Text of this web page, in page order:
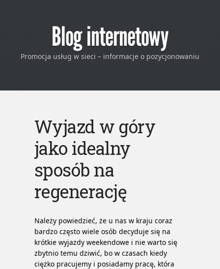
Blog internetowy
Promocja usług w sieci – informacje o pozycjonowaniu
Wyjazd w góry
jako idealny
sposób na
regenerację
Należy powiedzieć, że u nas w kraju coraz
bardzo często wiele osób decyduje się na
krótkie wyjazdy weekendowe i nie warto się
zbytnio temu dziwić, bo w czasach kiedy
ciężko pracujemy i posiadamy pracę, która